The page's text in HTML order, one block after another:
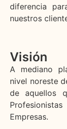
diferencia
nuestros
Visión
A mediano
nivel noreste
de aquellos
Empresas.